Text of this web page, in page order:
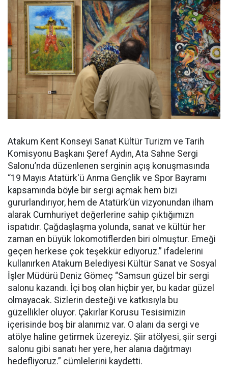
Atakum Kent Konseyi Sanat Kültür Turizm ve Tarih
Komisyonu Başkanı Şeref Aydın, Ata Sahne Sergi
Salonu’nda düzenlenen serginin açış konuşmasında
“19 Mayıs Atatürk'ü Anma Gençlik ve Spor Bayramı
kapsamında böyle bir sergi açmak hem bizi
gururlandırıyor, hem de Atatürk’ün vizyonundan ilham
alarak Cumhuriyet değerlerine sahip çıktığımızn
ispatıdır. Çağdaşlaşma yolunda, sanat ve kültür her
zaman en büyük lokomotiflerden biri olmuştur. Emeği
geçen herkese çok teşekkür ediyoruz.” ifadelerini
kullanırken Atakum Belediyesi Kültür Sanat ve Sosyal
İşler Müdürü Deniz Gömeç “Samsun güzel bir sergi
salonu kazandı. İçi boş olan hiçbir yer, bu kadar güzel
olmayacak. Sizlerin desteği ve katkısıyla bu
güzellikler oluyor. Çakırlar Korusu Tesisimizin
içerisinde boş bir alanımız var. O alanı da sergi ve
atölye haline getirmek üzereyiz. Şiir atölyesi, şiir sergi
salonu gibi sanatı her yere, her alanıa dağıtmayı
hedefliyoruz.” cümlelerini kaydetti.